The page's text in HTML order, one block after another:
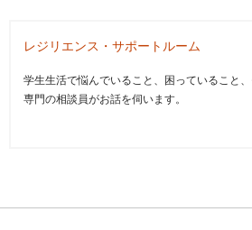
レジリエンス・サポートルーム
学生生活で悩んでいること、困っていること
専門の相談員がお話を伺います。